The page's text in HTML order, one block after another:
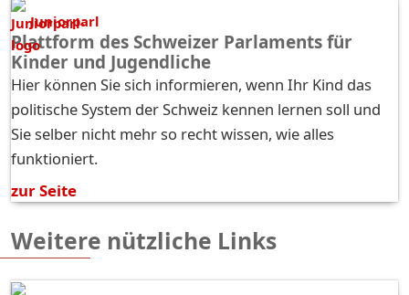
Juniorparl
Plattform des Schweizer Parlaments für
Kinder und Jugendliche
Hier können Sie sich informieren, wenn Ihr Kind das
politische System der Schweiz kennen lernen soll und
Sie selber nicht mehr so recht wissen, wie alles
funktioniert.
zur Seite
Weitere nützliche Links